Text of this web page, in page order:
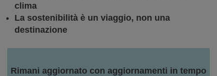
clima
La sostenibilità è un viaggio, non una
destinazione
Rimani aggiornato con aggiornamenti in tempo